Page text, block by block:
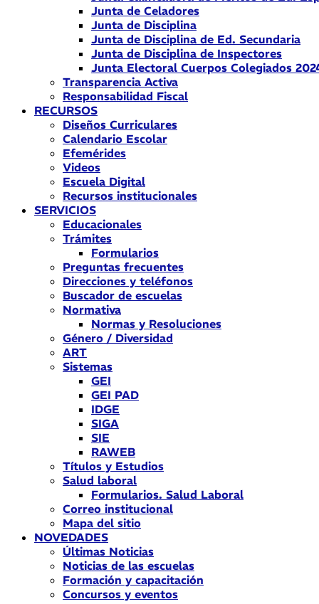
Junta de Celadores
Junta de Disciplina
Junta de Disciplina de Ed. Secundaria
Junta de Disciplina de Inspectores
Junta Electoral Cuerpos Colegiados
Transparencia Activa
Responsabilidad Fiscal
RECURSOS
Diseños Curriculares
Calendario Escolar
Efemérides
Videos
Escuela Digital
Recursos institucionales
SERVICIOS
Educacionales
Trámites
Formularios
Preguntas frecuentes
Direcciones y teléfonos
Buscador de escuelas
Normativa
Normas y Resoluciones
Género / Diversidad
ART
Sistemas
GEI
GEI PAD
IDGE
SIGA
SIE
RAWEB
Títulos y Estudios
Salud laboral
Formularios. Salud Laboral
Correo institucional
Mapa del sitio
NOVEDADES
Últimas Noticias
Noticias de las escuelas
Formación y capacitación
Concursos y eventos